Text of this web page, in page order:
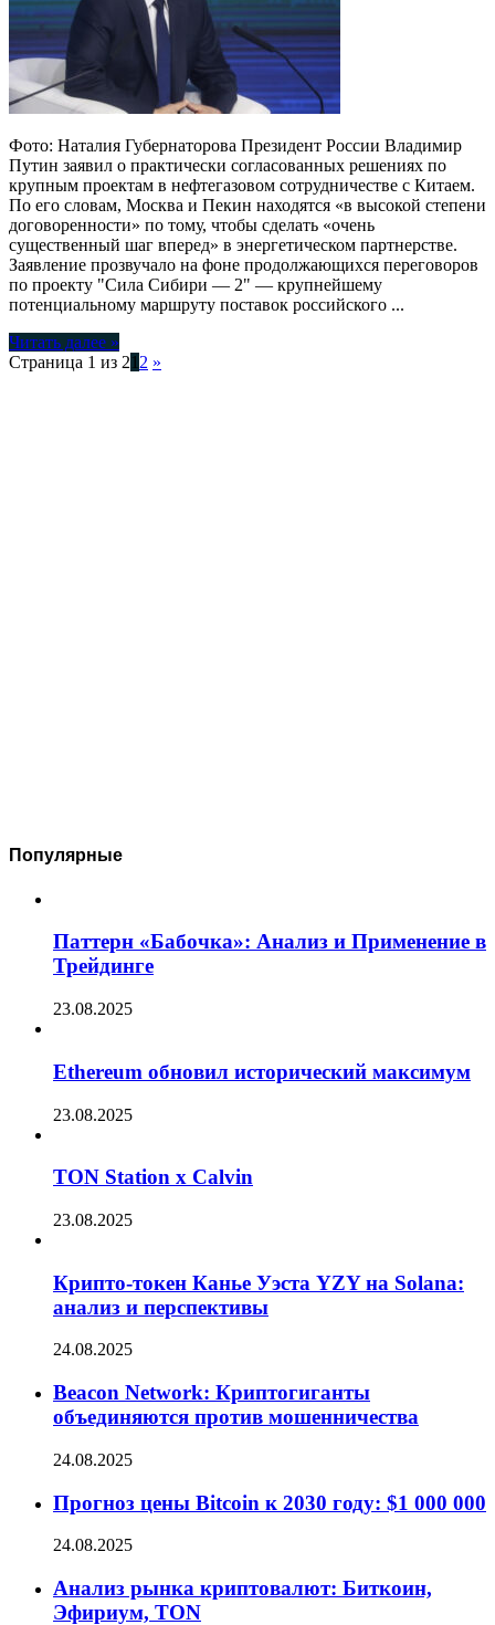
Фото: Наталия Губернаторова Президент России Владимир
Путин заявил о практически согласованных решениях по
крупным проектам в нефтегазовом сотрудничестве с Китаем.
По его словам, Москва и Пекин находятся «в высокой степени
договоренности» по тому, чтобы сделать «очень
существенный шаг вперед» в энергетическом партнерстве.
Заявление прозвучало на фоне продолжающихся переговоров
по проекту "Сила Сибири — 2" — крупнейшему
потенциальному маршруту поставок российского ...
Читать далее »
Страница 1 из 21 2 »
Популярные
Паттерн «Бабочка»: Анализ и Применение в
Трейдинге
23.08.2025
Ethereum обновил исторический максимум
23.08.2025
TON Station x Calvin
23.08.2025
Крипто-токен Канье Уэста YZY на Solana:
анализ и перспективы
24.08.2025
Beacon Network: Криптогиганты
объединяются против мошенничества
24.08.2025
Прогноз цены Bitcoin к 2030 году: $1 000 000
24.08.2025
Анализ рынка криптовалют: Биткоин,
Эфириум, TON